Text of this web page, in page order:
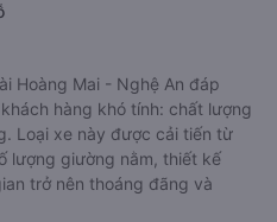
Hoàng Mai - Nghệ An đáp
hàng khó tính: chất lượng
Loại xe này được cải tiến từ
lượng giường nằm, thiết kế
trở nên thoáng đãng và